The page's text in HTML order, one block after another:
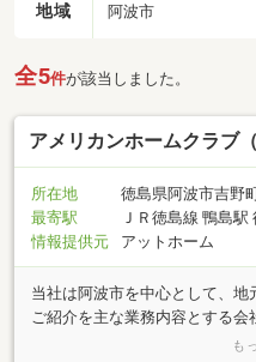
地域 阿波市
全5件が該当しました。
アメリカンホームクラブ（
所在地
徳島県阿波市吉野
最寄駅
ＪＲ徳島線 鴨島駅
情報提供元
アットホーム
当社は阿波市を中心として、
ご紹介を主な業務内容とする会
「借りたい」ご希望の方は、も